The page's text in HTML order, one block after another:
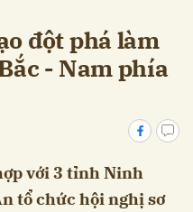
đột phá làm
- Nam phía
với 3 tỉnh Ninh
tổ chức hội nghị sơ
Hủy